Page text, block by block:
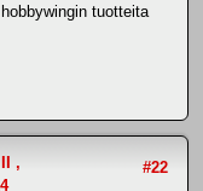
tuotteita
#22
,